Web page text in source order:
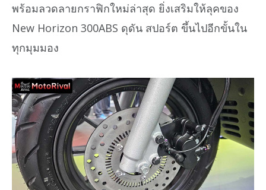
พร้อมลวดลายกราฟิกใหม่ล่าสุด ยิ่งเสริมให้ลุคของ
New Horizon 300ABS ดุดัน สปอร์ต ขึ้นไปอีกขั้นใน
ทุกมุมมอง